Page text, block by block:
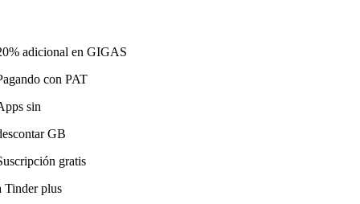
adicional en GIGAS
con PAT
sin
GB
gratis
Tinder plus